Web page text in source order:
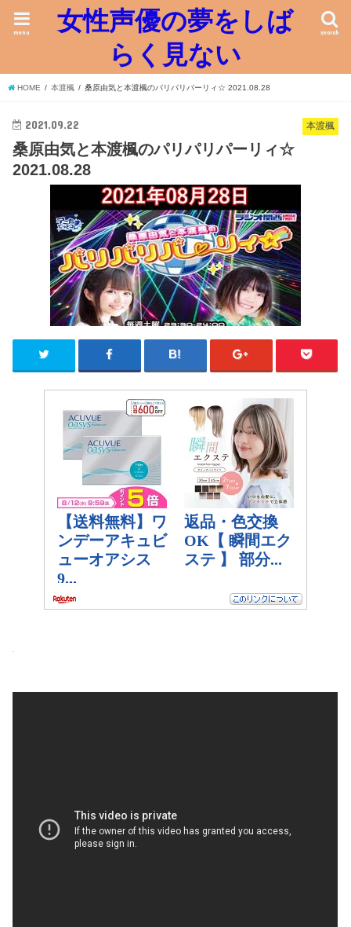
女性声優の夢をしば
らく見ない
search
menu
HOME 本渡楓 桑原由気と本渡楓のパリパリパーリィ☆ 2021.08.28
本渡楓
2021.09.22
桑原由気と本渡楓のパリパリパーリィ☆
2021.08.28